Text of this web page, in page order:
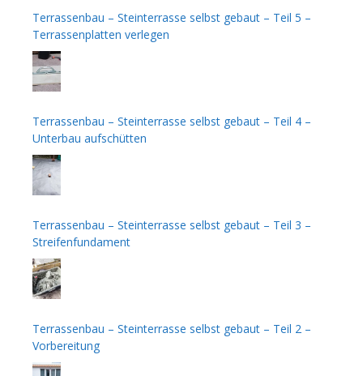
Terrassenbau – Steinterrasse selbst gebaut – Teil 5 –
Terrassenplatten verlegen
Terrassenbau – Steinterrasse selbst gebaut – Teil 4 –
Unterbau aufschütten
Terrassenbau – Steinterrasse selbst gebaut – Teil 3 –
Streifenfundament
Terrassenbau – Steinterrasse selbst gebaut – Teil 2 –
Vorbereitung